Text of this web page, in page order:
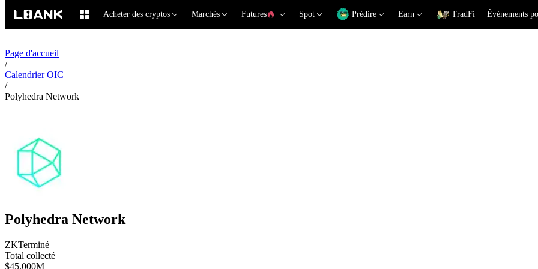
Acheter des cryptos Marchés Futures Spot Prédire Earn TradFi Événements
Page d'accueil
/
Calendrier OIC
/
Polyhedra Network
Polyhedra Network
ZKTerminé
Total collecté
$45.000M